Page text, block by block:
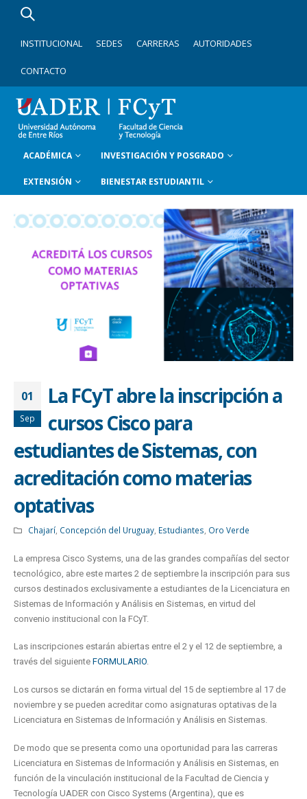
INSTITUCIONAL SEDES CARRERAS AUTORIDADES
CONTACTO
ACADÉMICA INVESTIGACIÓN Y POSGRADO
EXTENSIÓN BIENESTAR ESTUDIANTIL
01
Sep
La FCyT abre la inscripción a
cursos Cisco para
estudiantes de Sistemas, con
acreditación como materias
optativas
Chajarí, Concepción del Uruguay, Estudiantes Oro Verde
La empresa Cisco Systems, una de las grandes compañías del sector
tecnológico, abre este martes 2 de septiembre la inscripción para sus
cursos destinados exclusivamente a estudiantes de la Licenciatura en
Sistemas de Información y Análisis en Sistemas, en virtud del
convenio institucional con la FCyT.
Las inscripciones estarán abiertas entre el 2 y el 12 de septiembre, a
través del siguiente FORMULARIO.
Los cursos se dictarán en forma virtual del 15 de septiembre al 17 de
noviembre y se pueden acreditar como asignaturas optativas de la
Licenciatura en Sistemas de Información y Análisis en Sistemas.
De modo que se presenta como una oportunidad para las carreras
Licenciatura en Sistemas de Información y Análisis en Sistemas, en
función de la vinculación institucional de la Facultad de Ciencia y
Tecnología UADER con Cisco Systems (Argentina), que es